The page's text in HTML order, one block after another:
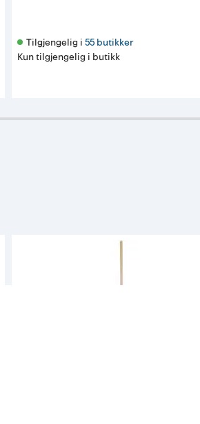
Tilgjengelig i 55 butikker
Kun tilgjengelig i butikk